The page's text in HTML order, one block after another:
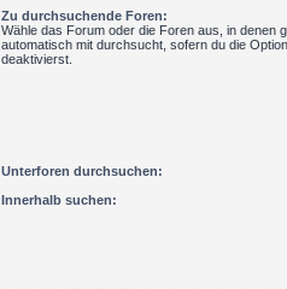
Zu durchsuchende Foren:
Wähle das Forum oder die Foren aus, in denen
automatisch mit durchsucht, sofern du die
deaktivierst.
Unterforen durchsuchen:
Innerhalb suchen: